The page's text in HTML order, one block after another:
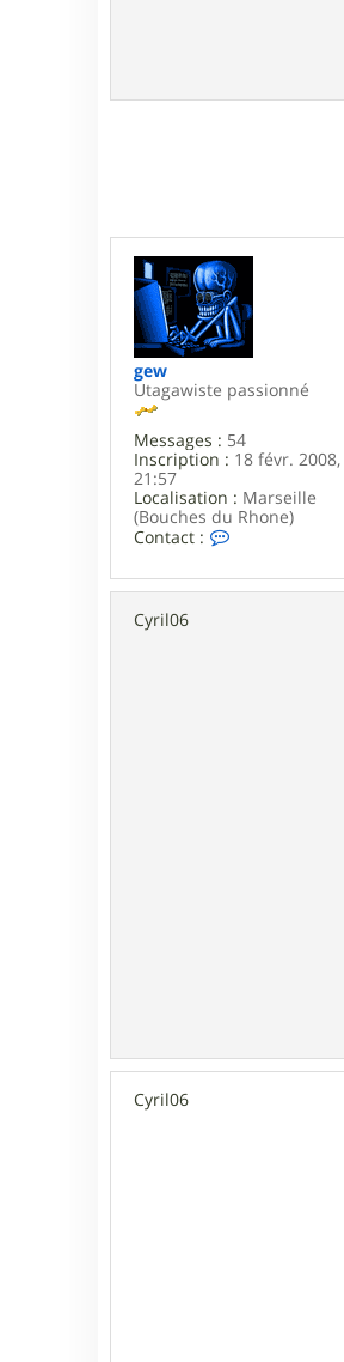
t
k
gew
Utagawiste passionné
Messages : 54
Inscription : 18 févr. 2008,
21:57
Localisation : Marseille
(Bouches du Rhone)
Contact :
t
Cyril06
Cyril06